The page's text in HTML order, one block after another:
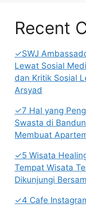
Recent
✓SWJ
Lewat Sosial
dan Kritik Sosial
Arsyad
✓7 Hal yang
Swasta di
Membuat
✓5 Wisata
Tempat Wisata
Dikunjungi
✓4 Cafe